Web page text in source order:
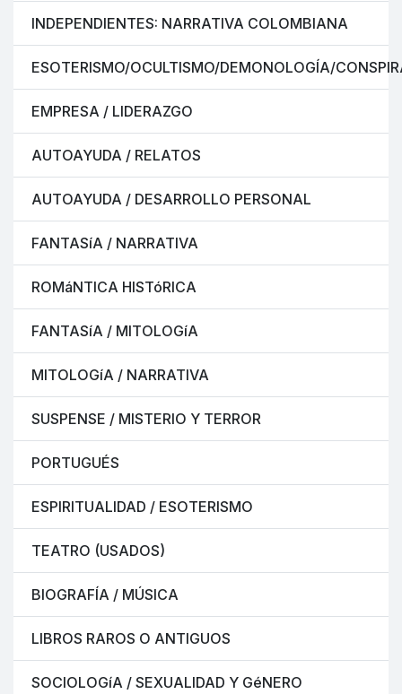
INDEPENDIENTES: NARRATIVA COLOMBIANA
ESOTERISMO/OCULTISMO/DEMONOLOGÍA/
EMPRESA / LIDERAZGO
AUTOAYUDA / RELATOS
AUTOAYUDA / DESARROLLO PERSONAL
FANTASíA / NARRATIVA
ROMáNTICA HISTóRICA
FANTASíA / MITOLOGíA
MITOLOGíA / NARRATIVA
SUSPENSE / MISTERIO Y TERROR
PORTUGUÉS
ESPIRITUALIDAD / ESOTERISMO
TEATRO (USADOS)
BIOGRAFÍA / MÚSICA
LIBROS RAROS O ANTIGUOS
SOCIOLOGíA / SEXUALIDAD Y GéNERO